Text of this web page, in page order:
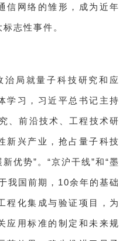
信网络的雏形，成为近年
志性事件。
局就量子科技研究和应
学习，习近平总书记主持
、前沿技术、工程技术研
新兴产业，抢占量子科技
优势”。“京沪干线”和“墨
我国前期，10余年的基础
程化集成与验证项目，为
应用标准的制定和未来规